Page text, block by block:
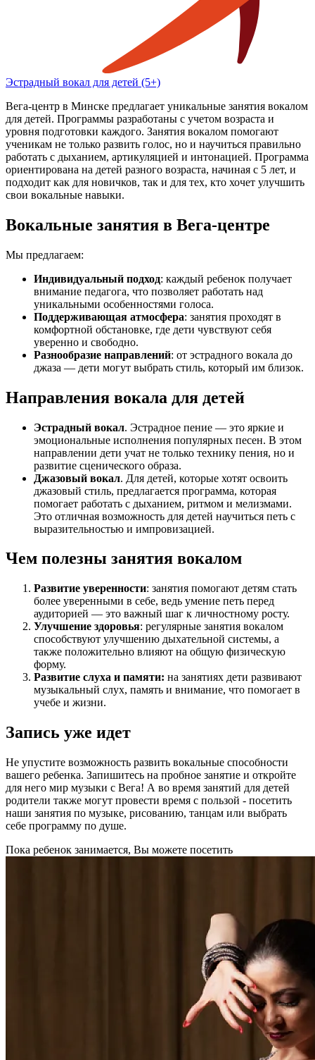
Эстрадный вокал для детей (5+)
Вега-центр в Минске предлагает уникальные занятия вокалом
для детей. Программы разработаны с учетом возраста и
уровня подготовки каждого. Занятия вокалом помогают
ученикам не только развить голос, но и научиться правильно
работать с дыханием, артикуляцией и интонацией. Программа
ориентирована на детей разного возраста, начиная с 5 лет, и
подходит как для новичков, так и для тех, кто хочет улучшить
свои вокальные навыки.
Вокальные занятия в Вега-центре
Мы предлагаем:
Индивидуальный подход: каждый ребенок получает
внимание педагога, что позволяет работать над
уникальными особенностями голоса.
Поддерживающая атмосфера: занятия проходят в
комфортной обстановке, где дети чувствуют себя
уверенно и свободно.
Разнообразие направлений: от эстрадного вокала до
джаза — дети могут выбрать стиль, который им близок.
Направления вокала для детей
Эстрадный вокал. Эстрадное пение — это яркие и
эмоциональные исполнения популярных песен. В этом
направлении дети учат не только технику пения, но и
развитие сценического образа.
Джазовый вокал. Для детей, которые хотят освоить
джазовый стиль, предлагается программа, которая
помогает работать с дыханием, ритмом и мелизмами.
Это отличная возможность для детей научиться петь с
выразительностью и импровизацией.
Чем полезны занятия вокалом
Развитие уверенности: занятия помогают детям стать
более уверенными в себе, ведь умение петь перед
аудиторией — это важный шаг к личностному росту.
Улучшение здоровья: регулярные занятия вокалом
способствуют улучшению дыхательной системы, а
также положительно влияют на общую физическую
форму.
Развитие слуха и памяти: на занятиях дети развивают
музыкальный слух, память и внимание, что помогает в
учебе и жизни.
Запись уже идет
Не упустите возможность развить вокальные способности
вашего ребенка. Запишитесь на пробное занятие и откройте
для него мир музыки с Вега! А во время занятий для детей
родители также могут провести время с пользой - посетить
наши занятия по музыке, рисованию, танцам или выбрать
себе программу по душе.
Пока ребенок занимается, Вы можете посетить